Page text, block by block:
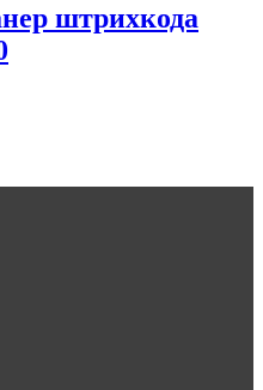
штрихкода